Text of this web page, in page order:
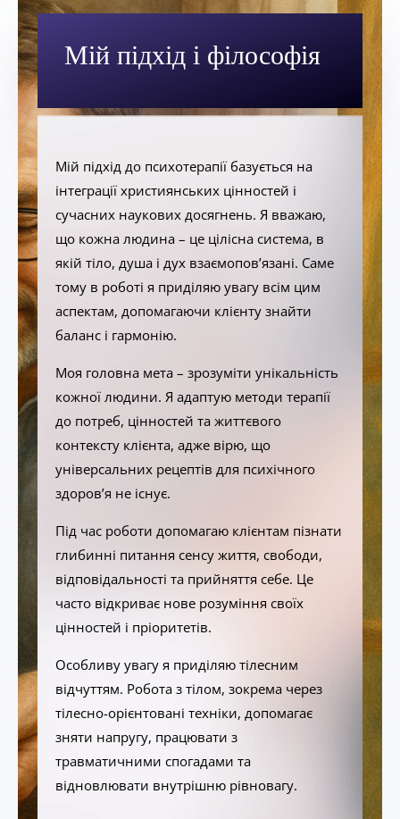
Мій підхід і філософія
Мій підхід до психотерапії базується на
інтеграції християнських цінностей і
сучасних наукових досягнень. Я вважаю,
що кожна людина – це цілісна система, в
якій тіло, душа і дух взаємопов’язані. Саме
тому в роботі я приділяю увагу всім цим
аспектам, допомагаючи клієнту знайти
баланс і гармонію.
Моя головна мета – зрозуміти унікальність
кожної людини. Я адаптую методи терапії
до потреб, цінностей та життєвого
контексту клієнта, адже вірю, що
універсальних рецептів для психічного
здоров’я не існує.
Під час роботи допомагаю клієнтам пізнати
глибинні питання сенсу життя, свободи,
відповідальності та прийняття себе. Це
часто відкриває нове розуміння своїх
цінностей і пріоритетів.
Особливу увагу я приділяю тілесним
відчуттям. Робота з тілом, зокрема через
тілесно-орієнтовані техніки, допомагає
зняти напругу, працювати з
травматичними спогадами та
відновлювати внутрішню рівновагу.